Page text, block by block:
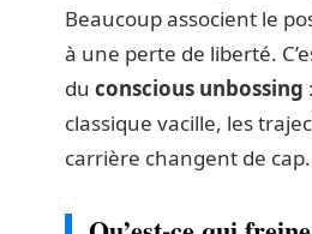
Beaucoup associent le
à une perte de liberté.
du conscious unbossing
classique vacille, les
carrière changent de cap.